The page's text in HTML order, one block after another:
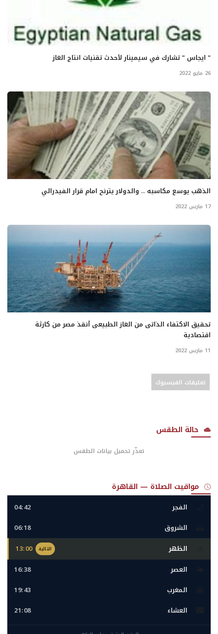
" ايجاس " تشارك في سيمينار لأحدث تقنيات انتاج الغاز
26 مايو 2022
الذهب يوسع مكاسبه .. والدولار يترنح امام قرار الفيدرالي
17 مارس 2022
تحقيق الاكتفاء الذاتى من الغاز الطبيعى أنقذ مصر من كارثة
اقتصادية
11 مارس 2022
تعليقات الفيسبوك
حالة الطقس
تعذّر تحميل بيانات الطقس
مواقيت الصلاة — القاهرة
الفجر 04:42
الشروق 06:18
الظهر التالية 13:00
العصر 16:38
المغرب 19:43
العشاء 21:08